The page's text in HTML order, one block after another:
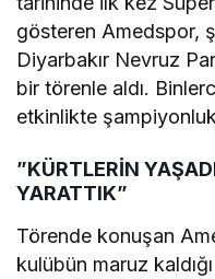
gösteren Amedspor,
Diyarbakır Nevruz
bir törenle aldı.
etkinlikte
”KÜRTLERİN
YARATTIK”
Törende konuşan
kulübün maruz